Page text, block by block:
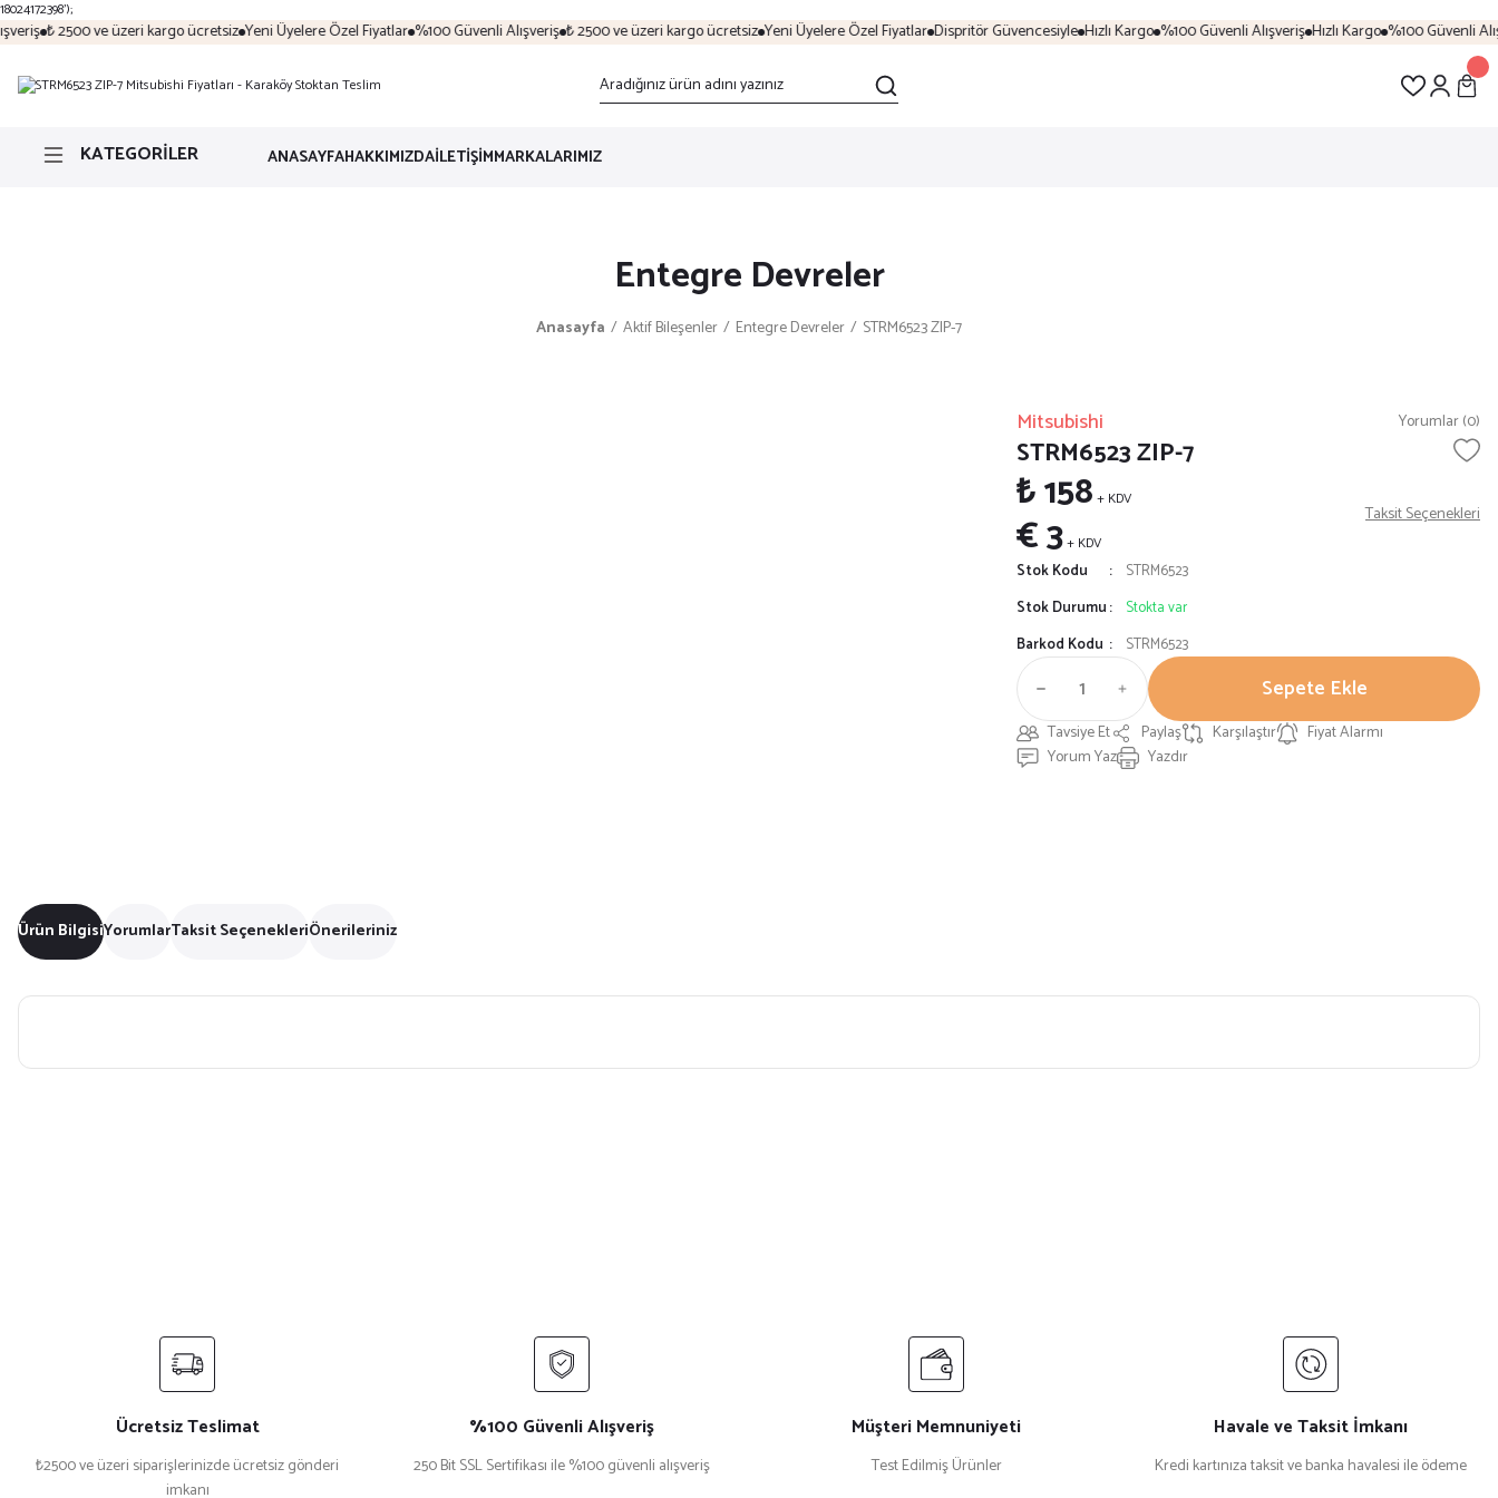
18024172398');
₺ 2500 ve üzeri kargo ücretsiz Yeni Üyelere Özel Fiyatlar %100 Güvenli Alışveriş ₺ 2500 ve üzeri kargo ücretsiz Yeni Üyelere Özel Fiyatlar Dispritör Güvencesiyle Hızlı Kargo %100 Güvenli Alışveriş Hızlı Kargo %100 Güvenli
KATEGORİLER ANASAYFAHAKKIMIZDAİLETİŞİMMARKALARIMIZ
Entegre Devreler
Anasayfa Aktif Bileşenler Entegre Devreler STRM6523 ZIP-7
Mitsubishi Yorumlar (0)
STRM6523 ZIP-7
₺ 158 + KDV
€ 3+ KDV
Taksit Seçenekleri
Stok Kodu
STRM6523
Stok Durumu
Stokta var
Barkod Kodu
STRM6523
Sepete Ekle
Tavsiye Et Paylaş Karşılaştır
Fiyat Alarmı
Yorum Yaz
Yazdır
Ürün BilgisiYorumlarTaksit SeçenekleriÖnerileriniz
Bu ürüne benzer farklı alternatifler olmalı.
Ücretsiz Teslimat
₺2500 ve üzeri siparişlerinizde ücretsiz gönderi
imkanı
%100 Güvenli Alışveriş
250 Bit SSL Sertifikası ile %100 güvenli alışveriş
Müşteri Memnuniyeti
Test Edilmiş Ürünler
Havale ve Taksit İmkanı
Kredi kartınıza taksit ve banka havalesi ile ödeme